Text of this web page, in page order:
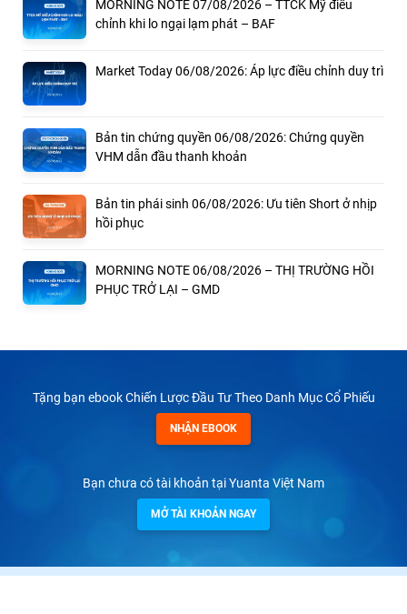
MORNING NOTE 07/08/2026 – TTCK Mỹ điều
chỉnh khi lo ngại lạm phát – BAF
Market Today 06/08/2026: Áp lực điều chỉnh duy trì
Bản tin chứng quyền 06/08/2026: Chứng quyền
VHM dẫn đầu thanh khoản
Bản tin phái sinh 06/08/2026: Ưu tiên Short ở nhịp
hồi phục
MORNING NOTE 06/08/2026 – THỊ TRƯỜNG HỒI
PHỤC TRỞ LẠI – GMD
Tặng bạn ebook Chiến Lược Đầu Tư Theo Danh Mục Cổ Phiếu
NHẬN EBOOK
Bạn chưa có tài khoản tại Yuanta Việt Nam
MỞ TÀI KHOẢN NGAY